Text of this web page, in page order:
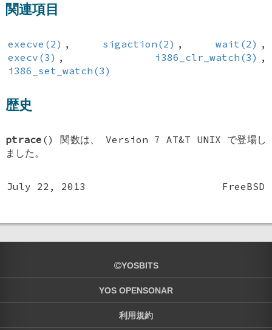
関連項目
execve(2) , sigaction(2) , wait(2) ,
execv(3) , i386_clr_watch(3) ,
i386_set_watch(3)
歴史
ptrace () 関数は、 Version 7 AT&T UNIX で登場し
ました。
July 22, 2013 FreeBSD
YOSBITS
YOS OPENSONAR
利用規約